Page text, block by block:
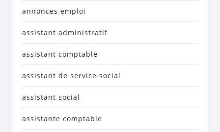
annonces emploi
assistant administratif
assistant comptable
assistant de service social
assistant social
assistante comptable